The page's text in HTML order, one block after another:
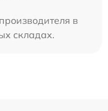
в
складах.